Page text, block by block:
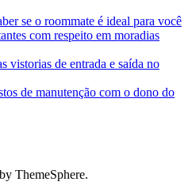
se o roommate é ideal para você
com respeito em moradias
vistorias de entrada e saída no
de manutenção com o dono do
ThemeSphere.